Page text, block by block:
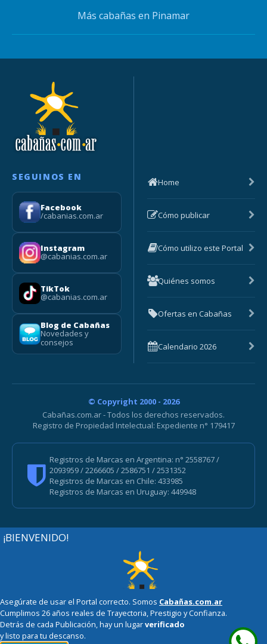
Más cabañas en Pinamar
SEGUINOS EN
Facebook
/cabanias.com.ar
Instagram
@cabanias.com.ar
TikTok
@cabanias.com.ar
Blog de Cabañas
Novedades y
consejos
Home
Cómo publicar
Cómo utilizo este Portal
Quiénes somos
Ofertas en Cabañas
Calendario 2026
© Copyright 2000 - 2026
Cabañas.com.ar - Todos los derechos reservados.
Registro de Propiedad Intelectual: Expediente n° 179417
Registros de Marcas en Argentina: n° 2558767 /
2093959 / 2266605 / 2586751 / 2531352
Registros de Marcas en Chile: 433985
Registros de Marcas en Uruguay: 449948
¡BIENVENIDO!
Asegúrate de usar el Portal correcto. Somos Cabañas.com.ar
Cumplimos 26 años reales de Trayectoria, Prestigio y Confianza.
Detrás de cada Publicación, hay un lugarverificado
y listo para tu descanso.